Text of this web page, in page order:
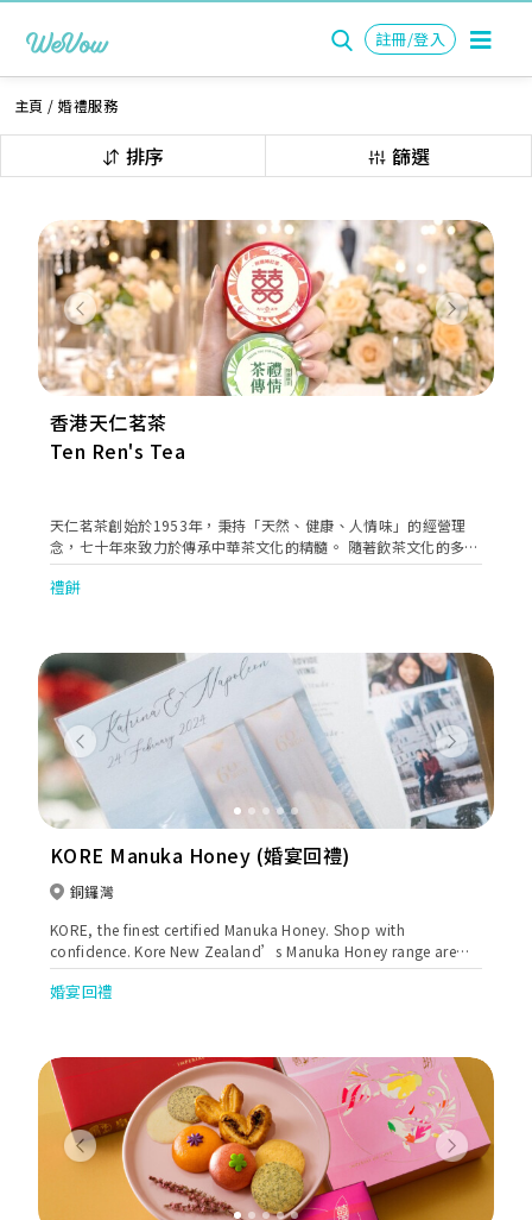
註冊/登入
主頁 /婚禮服務
排序 篩選
Previous Next
香港天仁茗茶
Ten Ren's Tea
天仁茗茶創始於1953年，秉持「天然、健康、人情味」的經營理
念，七十年來致力於傳承中華茶文化的精髓。 隨著飲茶文化的多元
化發展，天仁茗茶於2012年8月引入香港，在銅鑼灣誠品開立香港
首間零售專門店，至今已擁有59間分店，成為港人日常生活中不可
滿故事和情感。
禮餅
Previous Next
KORE Manuka Honey (婚宴回禮)
銅鑼灣
KORE, the finest certified Manuka Honey. Shop with
confidence. Kore New Zealand’s Manuka Honey range are
Certified and Tested for natural MGO levels, made with only
the highest quality of Manuka Honey, and with 100%
婚宴回禮
Previous Next